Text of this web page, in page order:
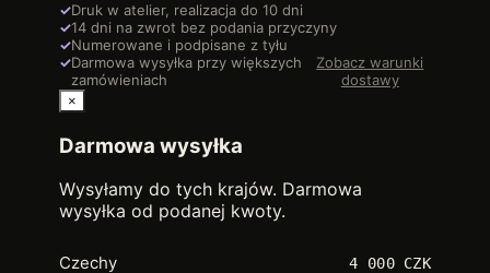
✓Druk w atelier, realizacja do 10 dni
✓14 dni na zwrot bez podania przyczyny
✓Numerowane i podpisane z tyłu
✓Darmowa wysyłka przy większych
zamówieniach
Zobacz warunki
dostawy
×
Darmowa wysyłka
Wysyłamy do tych krajów. Darmowa
wysyłka od podanej kwoty.
Czechy 4 000 CZK